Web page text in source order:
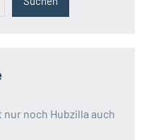
nur noch Hubzilla auch